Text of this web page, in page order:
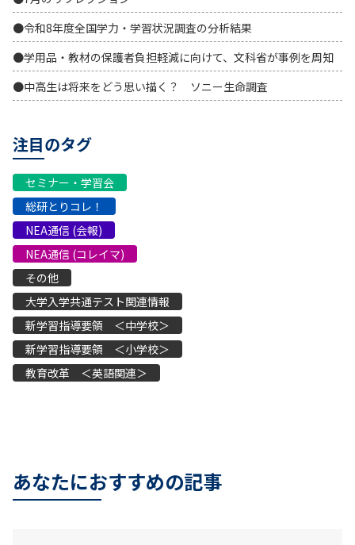
●令和8年度全国学力・学習状況調査の分析結果
●学用品・教材の保護者負担軽減に向けて、文科省が事例を周知
●中高生は将来をどう思い描く？ ソニー生命調査
注目のタグ
セミナー・学習会
総研とりコレ！
NEA通信 (会報)
NEA通信 (コレイマ)
その他
大学入学共通テスト関連情報
新学習指導要領 ＜中学校＞
新学習指導要領 ＜小学校＞
教育改革 ＜英語関連＞
あなたにおすすめの記事